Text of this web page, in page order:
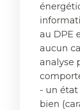
au DPE
aucun
analyse
- un état
bien